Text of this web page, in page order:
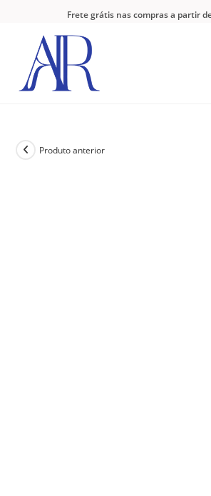
Frete grátis nas compras a partir
Produto anterior